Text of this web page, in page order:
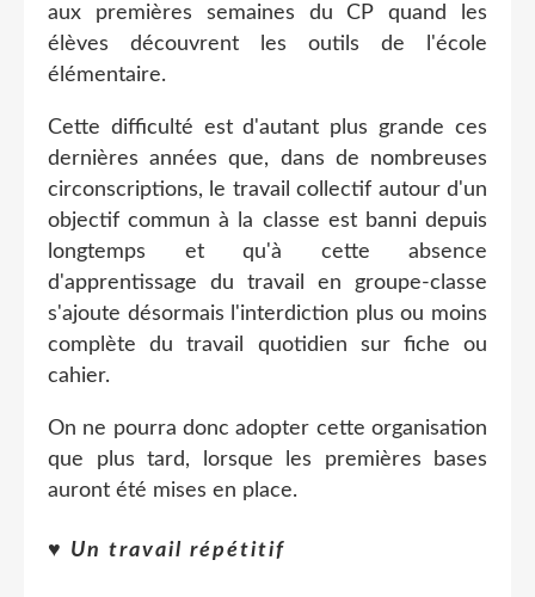
aux premières semaines du CP quand les
élèves découvrent les outils de l'école
élémentaire.
Cette difficulté est d'autant plus grande ces
dernières années que, dans de nombreuses
circonscriptions, le travail collectif autour d'un
objectif commun à la classe est banni depuis
longtemps et qu'à cette absence
d'apprentissage du travail en groupe-classe
s'ajoute désormais l'interdiction plus ou moins
complète du travail quotidien sur fiche ou
cahier.
On ne pourra donc adopter cette organisation
que plus tard, lorsque les premières bases
auront été mises en place.
♥ Un travail répétitif